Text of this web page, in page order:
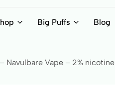
Big Puffs Blog
Navulbare Vape – 2% nicotine